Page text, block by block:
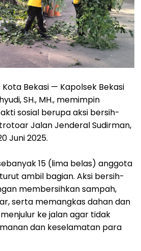
Bekasi — Kapolsek Bekasi
SH., MH., memimpin
sosial berupa aksi bersih-
Jalan Jenderal Sudirman,
Juni 2025.
15 (lima belas) anggota
ambil bagian. Aksi bersih-
membersihkan sampah,
serta memangkas dahan dan
ke jalan agar tidak
dan keselamatan para